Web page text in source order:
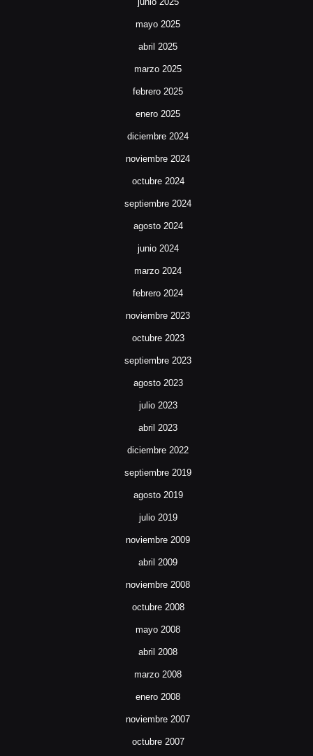
mayo 2025
abril 2025
marzo 2025
febrero 2025
enero 2025
diciembre 2024
noviembre 2024
octubre 2024
septiembre 2024
agosto 2024
junio 2024
marzo 2024
febrero 2024
noviembre 2023
octubre 2023
septiembre 2023
agosto 2023
julio 2023
abril 2023
diciembre 2022
septiembre 2019
agosto 2019
julio 2019
noviembre 2009
abril 2009
noviembre 2008
octubre 2008
mayo 2008
abril 2008
marzo 2008
enero 2008
noviembre 2007
octubre 2007